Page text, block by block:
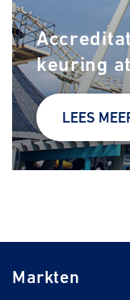
keuring
LEES
Markten